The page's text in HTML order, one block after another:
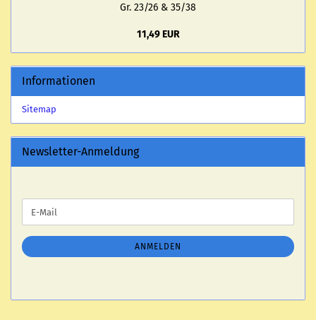
Gr. 23/26 & 35/38
11,49 EUR
Informationen
Sitemap
Newsletter-Anmeldung
ZUR
ANMELDUNG
E-
Mail
ANMELDEN